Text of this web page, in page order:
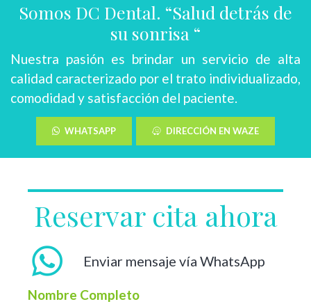
Somos DC Dental. “Salud detrás de
su sonrisa “
Nuestra pasión es brindar un servicio de alta
calidad caracterizado por el trato individualizado,
comodidad y satisfacción del paciente.
WHATSAPP DIRECCIÓN EN WAZE
Reservar cita ahora
Enviar mensaje vía WhatsApp
Nombre Completo